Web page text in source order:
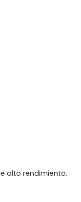
alto rendimiento.